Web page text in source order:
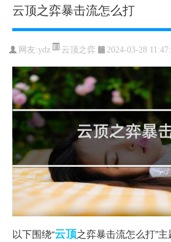
云顶之弈暴击流怎么打
网友:ydz 云顶之弈 2024-03-28
以下围绕“云顶之弈暴击流怎么打”